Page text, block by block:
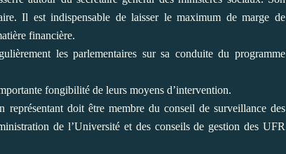
Il est indispensable de laisser le maximum de marge de
financière.
les parlementaires sur sa conduite du programme
fongibilité de leurs moyens d’intervention.
représentant doit être membre du conseil de surveillance des
de l’Université et des conseils de gestion des UFR